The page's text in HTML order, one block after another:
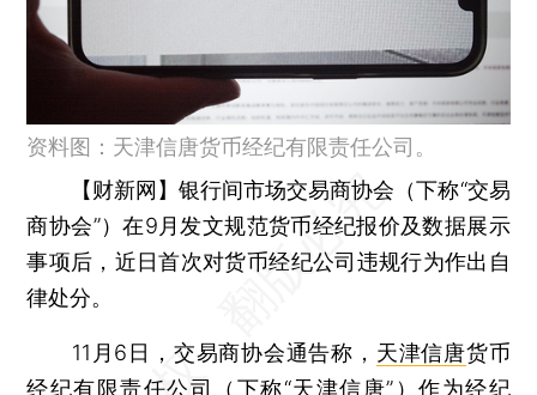
资料图：天津信唐货币经纪有限责任公司。
【财新网】 银行间市场交易商协会（下称“交易
商协会”）在9月发文规范货币经纪报价及数据展示
事项后，近日首次对货币经纪公司违规行为作出自
律处分。
11月6日，交易商协会通告称， 天津信唐货币
经纪有限责任公司（下称“天津信唐”）作为经纪